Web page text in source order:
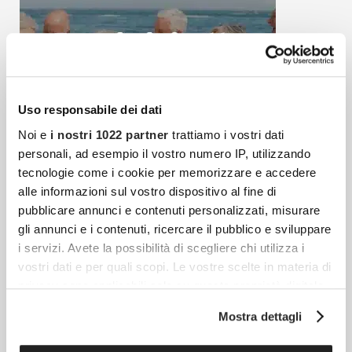
Uso responsabile dei dati
Noi e i nostri 1022 partner trattiamo i vostri dati
personali, ad esempio il vostro numero IP, utilizzando
tecnologie come i cookie per memorizzare e accedere
alle informazioni sul vostro dispositivo al fine di
pubblicare annunci e contenuti personalizzati, misurare
gli annunci e i contenuti, ricercare il pubblico e sviluppare
i servizi. Avete la possibilità di scegliere chi utilizza i
vostri dati e per quali scopi. Le vostre scelte in materia di
privacy sono applicabili solo su questa proprietà digitale
modificare o revocare il proprio consenso in qualsiasi
momento dalla Dichiarazione sui cookie o facendo clic
Mostra dettagli
Articoli più recenti
Fibrosi E Tessuto Connettivo: Quando Il Corpo
Reagisce Contro Se Stesso